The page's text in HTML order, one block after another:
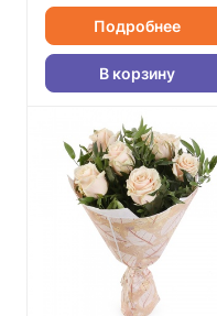
Подробнее
В корзину